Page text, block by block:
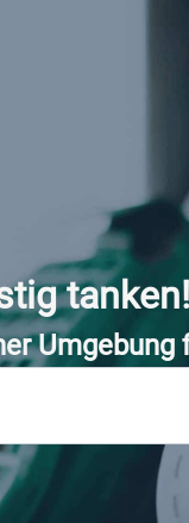
tanken!
Umgebung